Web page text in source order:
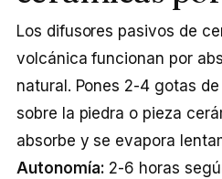
Los difusores pasivos de
volcánica funcionan por
natural. Pones 2-4 gotas
sobre la piedra o pieza
absorbe y se evapora
Autonomía: 2-6 horas